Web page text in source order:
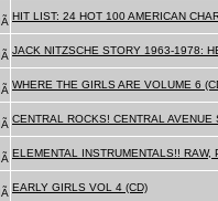
HIT LIST: 24 HOT 100 AMERICAN
JACK NITZSCHE STORY 1963-1978:
WHERE THE GIRLS ARE VOLUME 6
CENTRAL ROCKS! CENTRAL
ELEMENTAL INSTRUMENTALS!! RAW,
EARLY GIRLS VOL 4 (CD)